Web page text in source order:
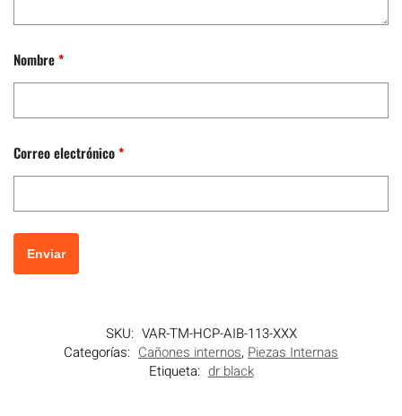
Nombre*
Correo electrónico*
SKU: VAR-TM-HCP-AIB-113-XXX
Categorías: Cañones internos, Piezas Internas
Etiqueta: dr black